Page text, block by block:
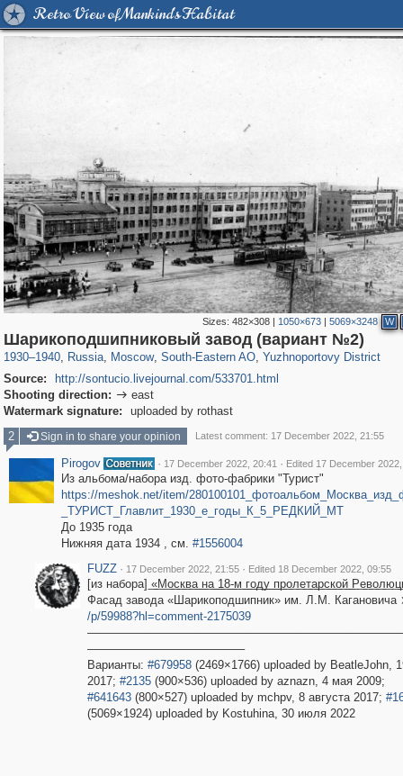
Retro View of Mankind's Habitat
Sizes:482×308 | 1050×673 |5069×3248 W
Шарикоподшипниковый завод (вариант №2)
1930–1940, Russia
1,406,450 29,243
, Moscow
319,780 8,286
, South-Eastern AO
11,379 197
, Yuzhnoportovy District
1,124 4
Source:
http://sontucio.livejournal.com/533701.html
Shooting direction:  east
Watermark signature:
uploaded by rothast
2
Sign in to share your opinion Latest comment: 17 December 2022, 21:55
Pirogov · 17 December 2022, 20:41 · Edited 17 December
Из альбома/набора изд. фото-фабрики "Турист"
https://meshok.net/item/
_ТУРИСТ_Главлит_1930_е_годы_К_5_РЕДКИЙ_МТ
До 1935 года
Нижняя дата 1934 , см. #1556004
FUZZ · 17 December 2022, 21:55 · Edited 18 December 2022, 09:55
[из набора] ͟«͟М͟о͟с͟к͟в͟а͟ ͟н͟а͟ ͟1͟8͟-͟м͟ ͟г͟о͟д͟у͟ ͟п͟р͟о͟л͟е͟т͟а͟р͟с͟к͟о͟й͟
Фасад завода «Шарикоподшипник» им. Л.М. Кагановича
/p/59988?hl=comment-2175039
–––––––––––––––––––––––––
Варианты: #679958(2469×1766) uploaded by BeatleJohn,
2017; #2135(900×536) uploaded by aznazn, 4 мая 2009;
#641643(800×527) uploaded by mchpv, 8 августа 2017;
(5069×1924) uploaded by Kostuhina, 30 июля 2022